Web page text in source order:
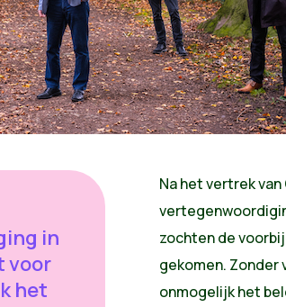
in
voor
het
Na het vertrek
zochten de
gekomen.
onmogelijk het